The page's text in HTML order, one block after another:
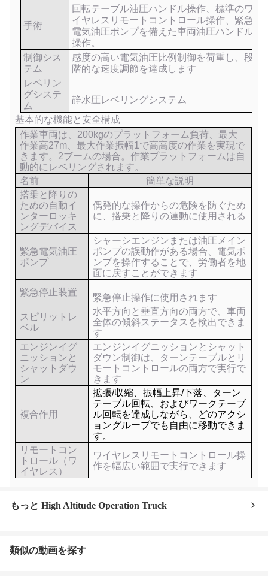
手術
回転テーブル油圧ハンドル操作、標準のワ
イヤレスリモートコントロール操作、緊急
電気油圧ポンプを備えた車両油圧ハンドル
操作。
制御シス
テム
感度の高い電気油圧比例制御を荷重し、段
階的な速度調節を達成します
レベリン
グシステ
ム
静水圧レベリングシステム
基本的な機能と安全構成
作業車両は、200kgのプラットフォーム負荷、最大
作業高27m、最大作業振幅1で高高度の作業を実現で
きます。 2ブームの場合。作業プラットフォームは自
動的にレベリングされます。
名前
簡単な説明
搭乗と降りの
ための自動イ
ンターロッキ
ングデバイス
偶発的な操作からの危険を防ぐため
に、搭乗と降りの連動に使用される
緊急電気油圧
ポンプ
シャーシエンジンまたは油圧メイン
ポンプの誤動作がある場合、電気ポ
ンプを操作することで、労働者を地
面に戻すことができます
緊急停止装置
緊急停止操作に使用されます
スピリットレ
ベル
水平方向と垂直方向の両方で、車両
全体の傾斜ステータスを検出できま
す
エンジンイグ
ニッションと
シャットダウ
ン
エンジンイグニッションとシャット
ダウン制御は、ターンテーブルとリ
モートコントロールの両方で実行で
きます
複合作用
拡張/収縮、振幅上昇/下落、ターン
テーブル回転、およびワークテーブ
ル回転を達成しながら、どのアクシ
ョングループでも自由に移動できま
す。
リモートコン
トロール（ワ
イヤレス）
ワイヤレスリモートコントロール操
作を幅広い範囲で実行できます
もっと High Altitude Operation Truck
類似の動画を探す